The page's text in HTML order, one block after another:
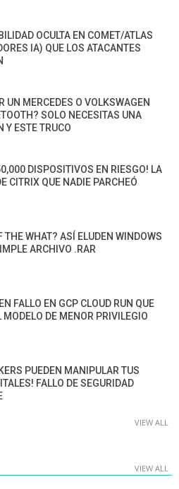
OCULTA EN COMET/ATLAS
IA) QUE LOS ATACANTES
UN MERCEDES O VOLKSWAGEN
SOLO NECESITAS UNA
Y ESTE TRUCO
DISPOSITIVOS EN RIESGO! LA
CITRIX QUE NADIE PARCHEÓ
THE WHAT? ASÍ ELUDEN WINDOWS
ARCHIVO .RAR
FALLO EN GCP CLOUD RUN QUE
MODELO DE MENOR PRIVILEGIO
PUEDEN MANIPULAR TUS
FALLO DE SEGURIDAD
VIEW ALL
VIEW ALL